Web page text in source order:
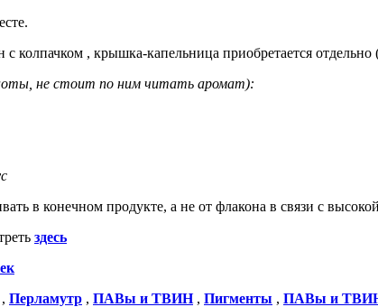
колпачком , крышка-капельница приобретается отдельно
не стоит по ним читать аромат):
в конечном продукте, а не от флакона в связи с
здесь
, Перламутр , ПАВы и ТВИН, Пигменты , ПАВы и